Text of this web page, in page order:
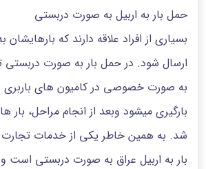
حمل بار به اربیل به صورت دربستی
بسیاری از افراد علاقه دارند که
ارسال شود. در حمل بار به صورت دربستی
به صورت خصوصی در کامیون های باربری
بارگیری میشود وبعد از انجام مراحل، بار
شد. به همین خاطر یکی از خدمات تجارت
بار به اربیل عراق به صورت دربستی است و